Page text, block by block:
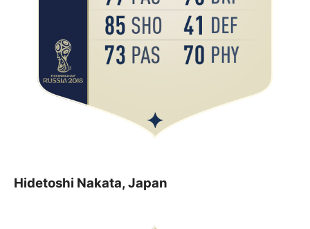
Hidetoshi Nakata, Japan